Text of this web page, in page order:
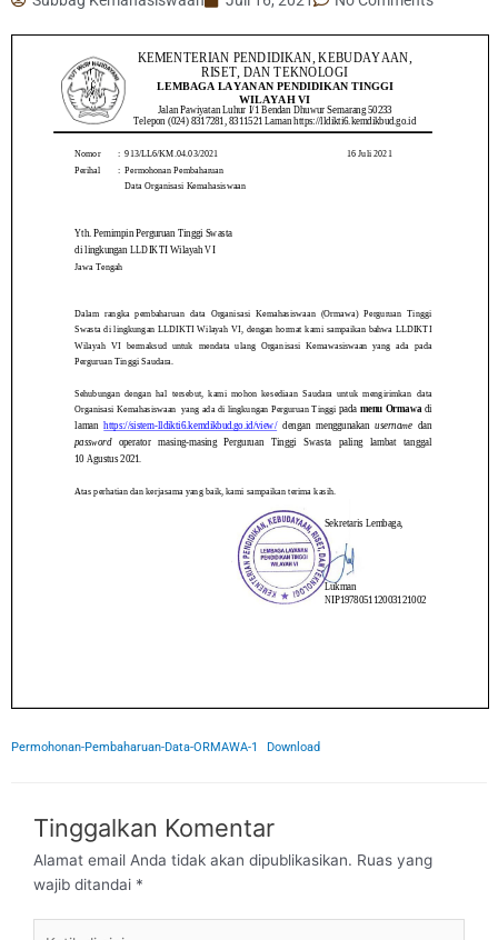
Permohonan-Pembaharuan-Data-ORMAWA-1 Download
Tinggalkan Komentar
Alamat email Anda tidak akan dipublikasikan. Ruas yang
wajib ditandai *